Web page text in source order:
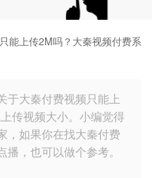
能上传2M吗？大秦视频付费系
于大秦付费视频只能上
传视频大小。小编觉得
，如果你在找大秦付费
，也可以做个参考。